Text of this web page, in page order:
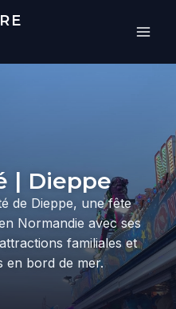
| Dieppe
de Dieppe, une fête
Normandie avec ses
familiales et
en bord de mer.